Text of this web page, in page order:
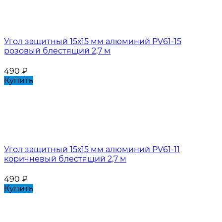
Угол защитный 15х15 мм алюминий PV61-15
розовый блестящий 2,7 м
490 ₽
Купить
Угол защитный 15х15 мм алюминий PV61-11
коричневый блестящий 2,7 м
490 ₽
Купить